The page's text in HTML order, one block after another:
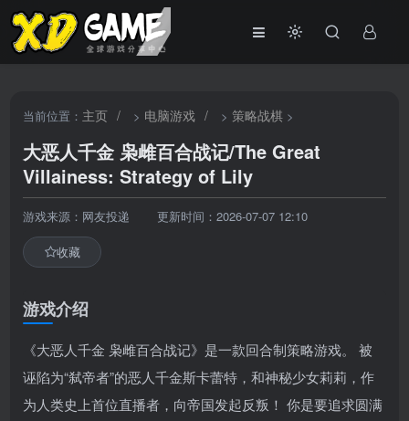
当前位置： 主页 / > 电脑游戏 / >策略战棋 >
大恶人千金 枭雌百合战记/The Great
Villainess: Strategy of Lily
游戏来源：网友投递 更新时间：2026-07-07 12:10
收藏
游戏介绍
《大恶人千金 枭雌百合战记》是一款回合制策略游戏。 被
诬陷为“弑帝者”的恶人千金斯卡蕾特，和神秘少女莉莉，作
为人类史上首位直播者，向帝国发起反叛！ 你是要追求圆满